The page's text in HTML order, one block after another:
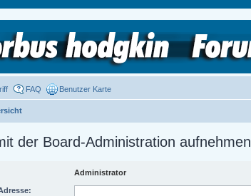
FAQ Benutzer Karte
der Board-Administration aufnehmen
Administrator